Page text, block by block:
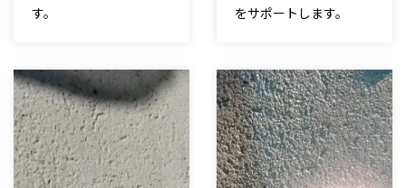
す。
をサポートします。